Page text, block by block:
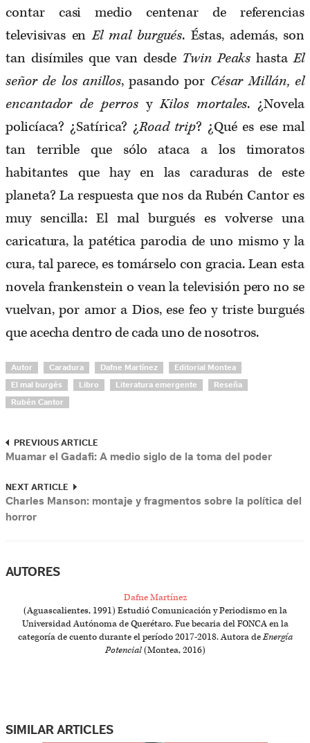
contar casi medio centenar de referencias
televisivas enEl mal burgués. Éstas, además, son
tan disímiles que van desde Twin Peaks hastaEl
señor de los anillos, pasando por César Millán, el
encantador de perros yKilos mortales. ¿Novela
policíaca? ¿Satírica? ¿Road trip? ¿Qué es ese mal
tan terrible que sólo ataca a los timoratos
habitantes que hay en las caraduras de este
planeta? La respuesta que nos da Rubén Cantor es
muy sencilla: El mal burgués es volverse una
caricatura, la patética parodia de uno mismo y la
cura, tal parece, es tomárselo con gracia. Lean esta
novela frankenstein o vean la televisión pero no se
vuelvan, por amor a Dios, ese feo y triste burgués
que acecha dentro de cada uno de nosotros.
Autor Caradura Dafne Martínez Editorial Montea
El mal burgés Libro Literatura emergente Reseña
Rubén Cantor
PREVIOUS ARTICLE
Muamar el Gadafi: A medio siglo de la toma del poder
NEXT ARTICLE
Charles Manson: montaje y fragmentos sobre la política del
horror
AUTORES
Dafne Martínez
(Aguascalientes, 1991) Estudió Comunicación y Periodismo en la
Universidad Autónoma de Querétaro. Fue becaria del FONCA en la
categoría de cuento durante el período 2017-2018. Autora deEnergía
Potencial(Montea, 2016)
SIMILAR ARTICLES